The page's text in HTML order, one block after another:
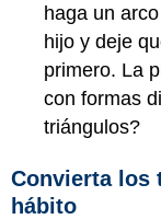
haga un
hijo y deje
primero. La
con formas
triángulos?
Convierta los
hábito